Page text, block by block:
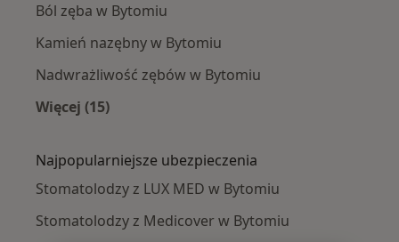
Ból zęba w Bytomiu
Kamień nazębny w Bytomiu
Nadwrażliwość zębów w Bytomiu
Więcej (15)
Najpopularniejsze ubezpieczenia
Stomatolodzy z LUX MED w Bytomiu
Stomatolodzy z Medicover w Bytomiu